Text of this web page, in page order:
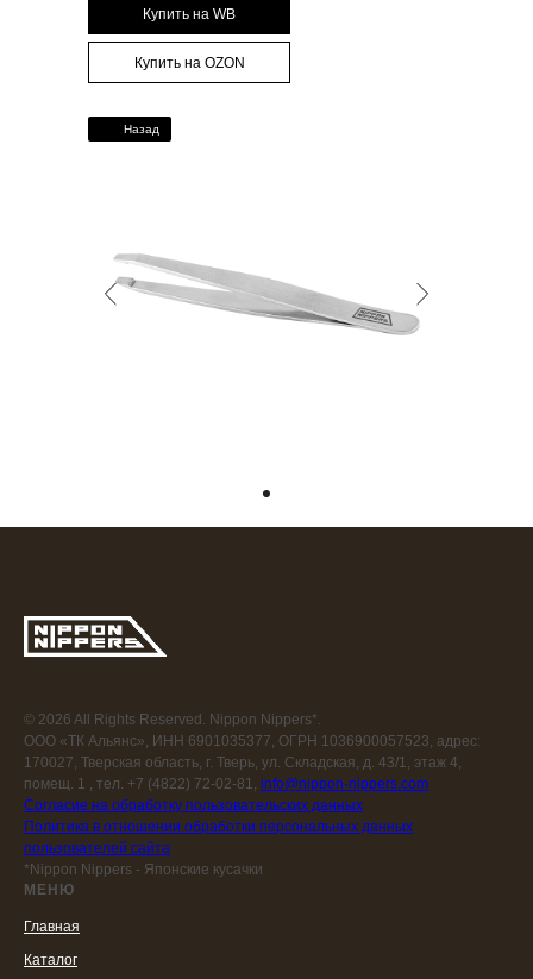
Купить на OZON
Купить на WB
Назад
© 2026 All Rights Reserved. Nippon Nippers*.
ООО «ТК Альянс», ИНН 6901035377, ОГРН 1036900057523, адрес:
170027, Тверская область, г. Тверь, ул. Складская, д. 43/1, этаж 4,
помещ. 1 , тел. +7 (4822) 72-02-81, info@nippon-nippers.com
Согласие на обработку пользовательских данных
Политика в отношении обработки персональных данных
пользователей сайта
*Nippon Nippers - Японские кусачки
МЕНЮ
Главная
Каталог